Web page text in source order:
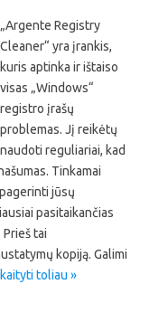
„Argente Registry
Cleaner“ yra įrankis,
kuris aptinka ir ištaiso
visas „Windows“
registro įrašų
problemas. Jį reikėtų
naudoti reguliariai, kad
Tinkamai
jūsų
pasitaikančias
tai
kopiją. Galimi
toliau »